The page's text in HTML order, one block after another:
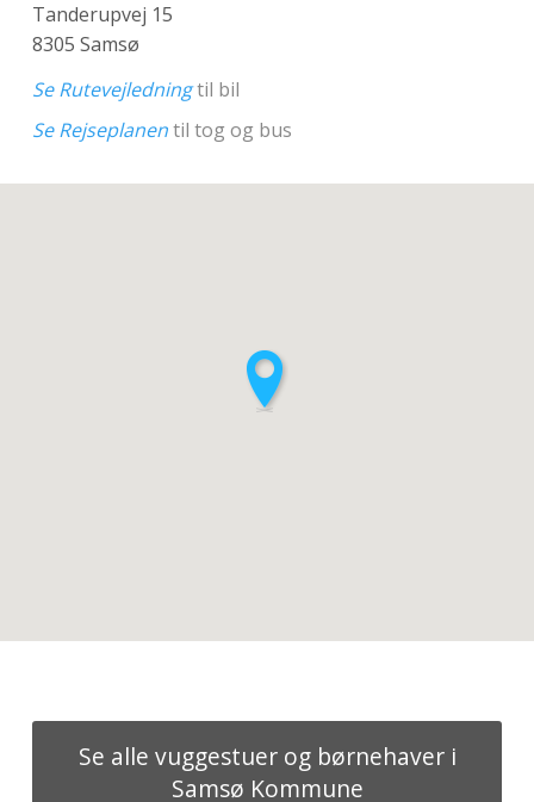
Tanderupvej 15
8305 Samsø
Se Rutevejledningtil bil
Se Rejseplanentil tog og bus
Se alle vuggestuer og børnehaver i
Samsø Kommune